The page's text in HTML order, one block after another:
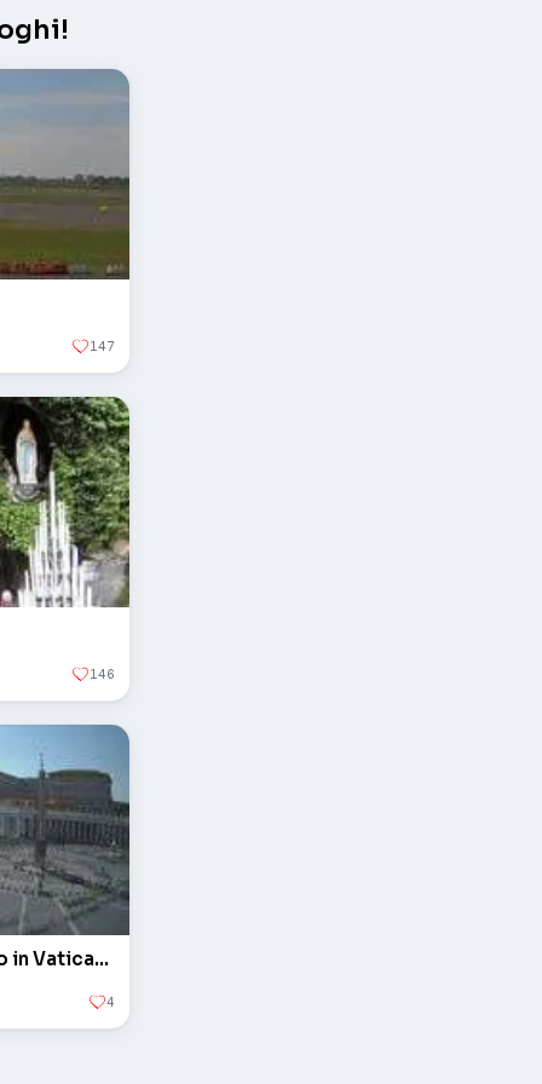
147
146
L'obelisco in piazza San Pietro in Vaticano
4